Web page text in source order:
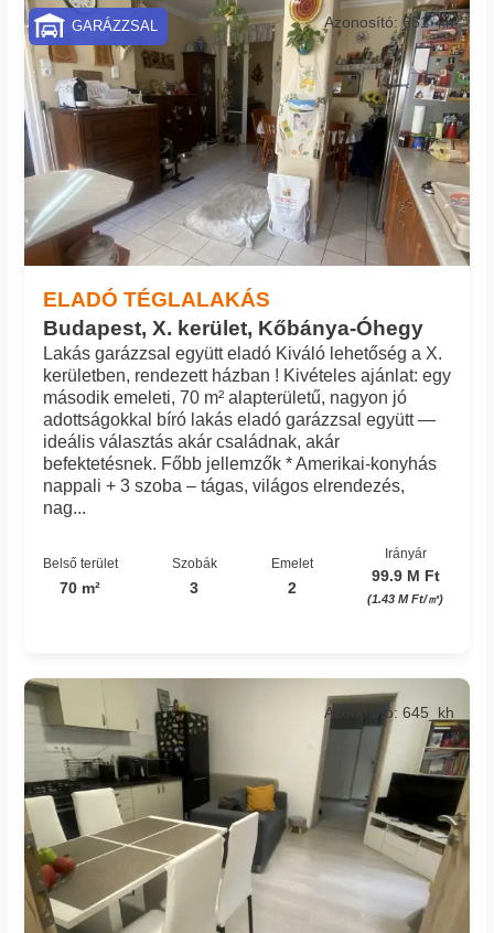
ELADÓ TÉGLALAKÁS
Budapest, X. kerület, Kőbánya-Óhegy
Azonosító: 651_kh
Lakás garázzsal együtt eladó Kiváló lehetőség a X.
kerületben, rendezett házban ! Kivételes ajánlat: egy
második emeleti, 70 m² alapterületű, nagyon jó
adottságokkal bíró lakás eladó garázzsal együtt —
ideális választás akár családnak, akár
befektetésnek. Főbb jellemzők * Amerikai-konyhás
nappali + 3 szoba – tágas, világos elrendezés,
nag...
Belső terület
70 m²
Szobák
3
Emelet
2
Irányár
99.9 M Ft
(1.43 M Ft/㎡)
GARÁZZSAL
Azonosító: 645_kh